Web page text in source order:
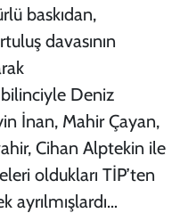
baskıdan,
davasının
Deniz
İnan, Mahir Çayan,
Cihan Alptekin ile
oldukları TİP’ten
ayrılmışlardı…